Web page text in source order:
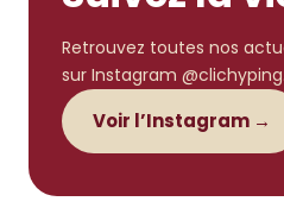
Retrouvez toutes nos
sur Instagram @clichyping.
Voir l’Instagram →